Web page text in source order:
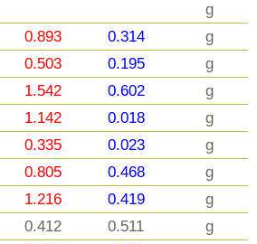
g
0.893 0.314
g
0.503 0.195
g
1.542 0.602
g
1.142 0.018
g
0.335 0.023
g
0.805 0.468
g
1.216 0.419
g
0.412 0.511
g